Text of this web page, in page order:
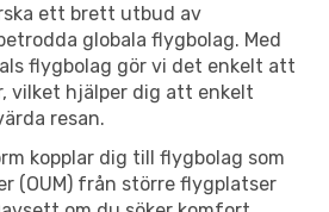
ett brett utbud av
globala flygbolag. Med
flygbolag gör vi det enkelt att
vilket hjälper dig att enkelt
resan.
kopplar dig till flygbolag som
(OUM) från större flygplatser